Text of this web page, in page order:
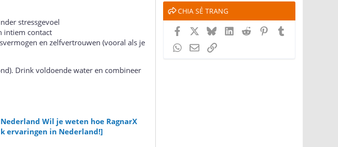
stressgevoel
intiem contact
en zelfvertrouwen (vooral als je
Drink voldoende water en combineer
Wil je weten hoe RagnarX
ervaringen in Nederland!]
CHIA SẺ TRANG
Facebook BlueskyLinkedInReddit Pinterest
WhatsApp
EmailLink